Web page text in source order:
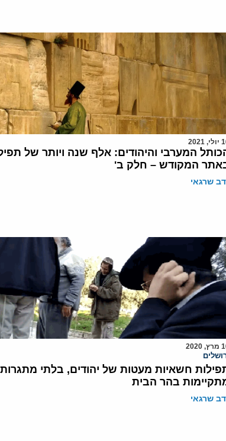
2021
המערבי והיהודים: אלף שנה ויותר של
המקודש – חלק ב'
שרגאי
2020
חשאיות מעטות של יהודים, בלתי
בהר הבית
שרגאי